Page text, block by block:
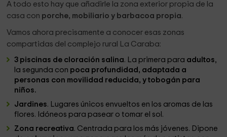
A todo esto hay que añadirle la zona exterior propia de la
casa con porche, mobiliario y barbacoa propia.
Vamos ahora precisamente a conocer esas zonas
compartidas del complejo rural La Caraba:
3 piscinas de cloración salina. La primera para adultos,
la segunda con poca profundidad, adaptada a
personas con movilidad reducida, y tobogán para
niños.
Jardines. Lugares únicos envueltos en los aromas de las
flores. Idóneos para pasear o tomar el sol.
Zona recreativa. Centrada para los más jóvenes. Dipone